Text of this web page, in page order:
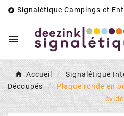
 Signalétique Campings et

Accueil Signalétique
Découpés
Plaque ronde en
évidé